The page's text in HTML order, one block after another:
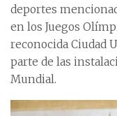
deportes
en los Juegos
reconocida Ciudad
parte de las
Mundial.